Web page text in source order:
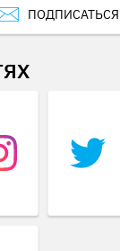
ПОДПИСАТЬСЯ